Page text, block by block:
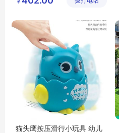
猫头鹰按压滑行小玩具 幼儿